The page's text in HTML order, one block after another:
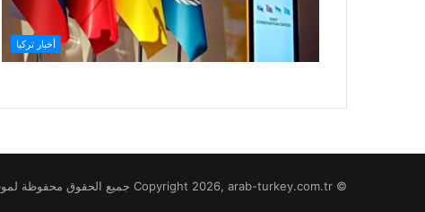
أخبار تركيا
© Copyright 2026, arab-turkey.com.tr جميع الحقوق محفوظة لموقع تركيا بالعربي